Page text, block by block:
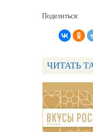
Поделиться:
ЧИТАТЬ